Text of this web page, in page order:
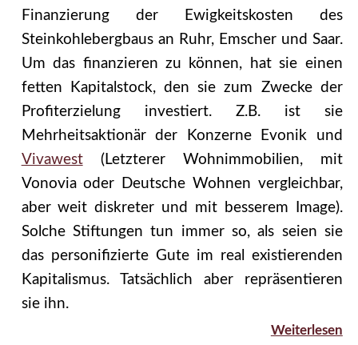
Finanzierung der Ewigkeitskosten des
Steinkohlebergbaus an Ruhr, Emscher und Saar.
Um das finanzieren zu können, hat sie einen
fetten Kapitalstock, den sie zum Zwecke der
Profiterzielung investiert. Z.B. ist sie
Mehrheitsaktionär der Konzerne Evonik und
Vivawest(Letzterer Wohnimmobilien, mit
Vonovia oder Deutsche Wohnen vergleichbar,
aber weit diskreter und mit besserem Image).
Solche Stiftungen tun immer so, als seien sie
das personifizierte Gute im real existierenden
Kapitalismus. Tatsächlich aber repräsentieren
sie ihn.
Weiterlesen